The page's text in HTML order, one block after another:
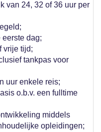
van 24, 32 of 36 uur per
dag;
vrije tijd;
tankpas voor
uur enkele reis;
o.b.v. een fulltime
middels
opleidingen;